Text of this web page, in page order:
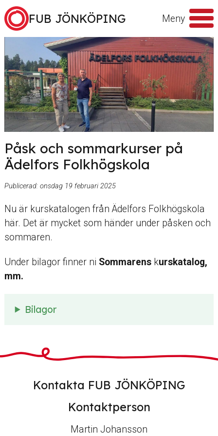
Hoppa till innehåll
FUB JÖNKÖPING Meny
Sök
efter
Påsk och sommarkurser på
Ädelfors Folkhögskola
Publicerad: onsdag 19 februari 2025
Nu är kurskatalogen från Ädelfors Folkhögskola
här. Det är mycket som händer under påsken och
sommaren.
Under bilagor finner ni Sommarenskurskatalog,
mm.
Bilagor
Kontakta FUB JÖNKÖPING
Kontaktperson
Martin Johansson